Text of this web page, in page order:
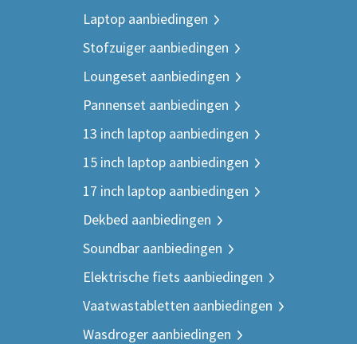
Laptop aanbiedingen
Stofzuiger aanbiedingen
Loungeset aanbiedingen
Pannenset aanbiedingen
13 inch laptop aanbiedingen
15 inch laptop aanbiedingen
17 inch laptop aanbiedingen
Dekbed aanbiedingen
Soundbar aanbiedingen
Elektrische fiets aanbiedingen
Vaatwastabletten aanbiedingen
Wasdroger aanbiedingen